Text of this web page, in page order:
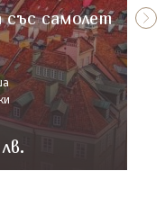
със самолет
лв.